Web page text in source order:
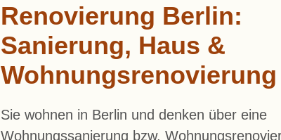
Renovierung Berlin:
Sanierung, Haus &
Wohnungsrenovierung
Sie wohnen in Berlin und denken über eine
Wohnungssanierung bzw.